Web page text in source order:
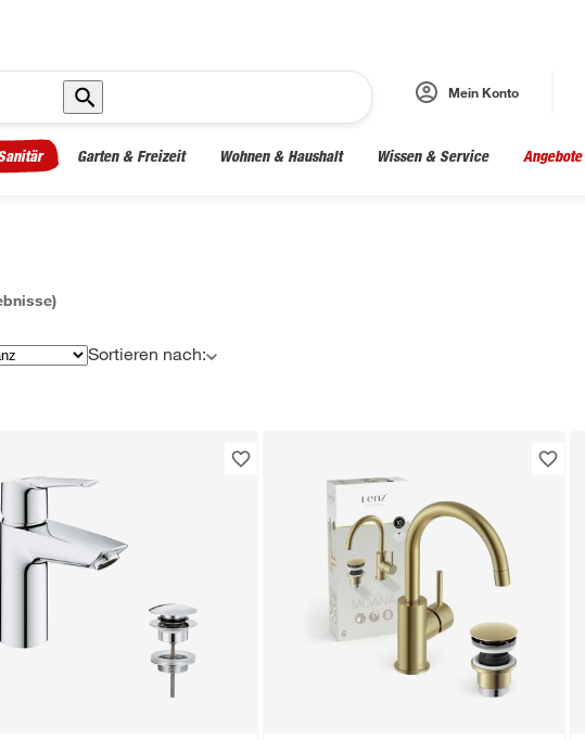
Mein Konto
Garten & Freizeit Wohnen & Haushalt Wissen & Service
Sortieren nach: